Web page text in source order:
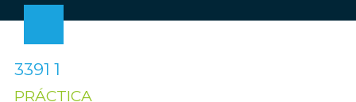
3391 1
PRÁCTICA